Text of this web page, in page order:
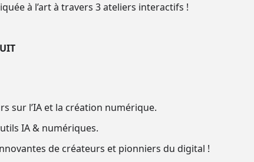
à l’art à travers 3 ateliers interactifs !
sur l’IA et la création numérique.
IA & numériques.
de créateurs et pionniers du digital !